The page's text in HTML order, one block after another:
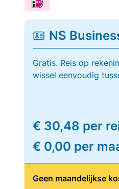
NS
Gratis. Reis op
wissel eenvoudig
€ 30,48 per
€ 0,00 per
Geen maandelijkse